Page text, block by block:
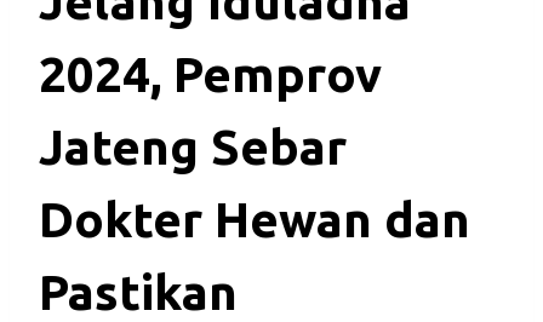
2024, Pemprov
Jateng Sebar
Dokter Hewan dan
Pastikan